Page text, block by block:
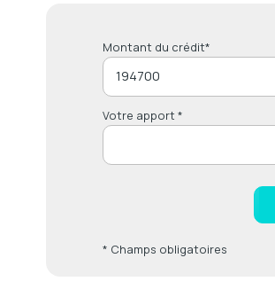
Montant du crédit*
Votre apport *
* Champs obligatoires